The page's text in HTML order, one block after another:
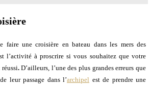
faire une croisière en bateau dans les mers des
l’activité à proscrire si vous souhaitez que votre
.D’ailleurs, l’une des plus grandes erreurs que
leur passage dans l’archipel est de prendre une